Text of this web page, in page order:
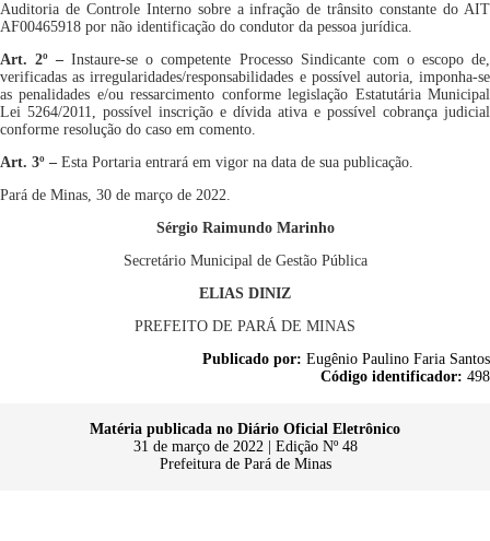
Auditoria de Controle Interno sobre a infração de trânsito constante do AIT
AF00465918 por não identificação do condutor da pessoa jurídica.
Art. 2º –Instaure-seo competente Processo Sindicante com o escopo de,
verificadas as irregularidades/responsabilidades e possível autoria, imponha-se
as penalidades e/ou ressarcimento conforme legislação Estatutária Municipal
Lei 5264/2011, possível inscrição e dívida ativa e possível cobrança judicial
conforme resolução do caso em comento.
Art. 3º – Esta Portaria entrará em vigor na data de sua publicação.
Pará de Minas, 30 de março de 2022.
Sérgio Raimundo Marinho
Secretário Municipal de Gestão Pública
ELIAS DINIZ
PREFEITO DE PARÁ DE MINAS
Publicado por: Eugênio Paulino Faria Santos
Código identificador: 498
Matéria publicada no Diário Oficial Eletrônico
31 de março de 2022 | Edição Nº 48
Prefeitura de Pará de Minas